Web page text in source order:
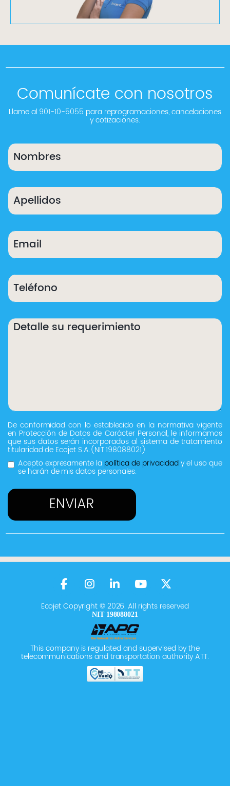
Comunícate con nosotros
Llame al 901-10-5055 para reprogramaciones, cancelaciones
y cotizaciones.
De conformidad con lo establecido en la normativa vigente
en Protección de Datos de Carácter Personal, le informamos
que sus datos serán incorporados al sistema de tratamiento
titularidad de Ecojet S.A.(NIT 198088021)
Acepto expresamente la política de privacidady el uso que
se harán de mis datos personales.
Ecojet Copyright © 2026. All rights reserved
NIT 198088021
This company is regulated and supervised by the
telecommunications and transportation authority ATT.